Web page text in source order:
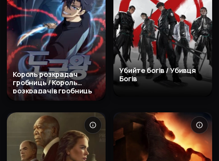
Король розкрадач
гробниць / Король
розкрадачів гробниць
Убийте богів / Убивця
Богів